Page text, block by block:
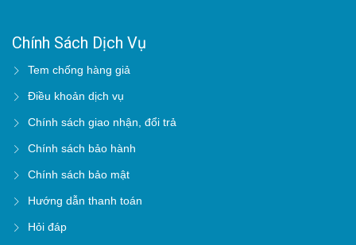
Chính Sách Dịch Vụ
Tem chống hàng giả
Điều khoản dịch vụ
Chính sách giao nhận, đổi trả
Chính sách bảo hành
Chính sách bảo mật
Hướng dẫn thanh toán
Hỏi đáp